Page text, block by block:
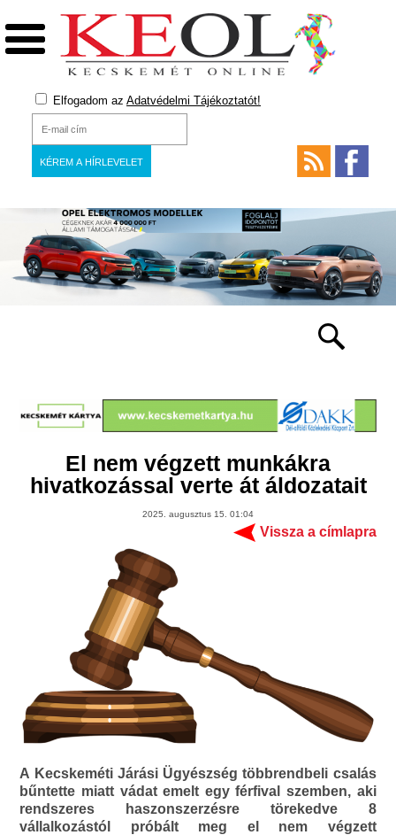
Elfogadom az Adatvédelmi Tájékoztatót!
El nem végzett munkákra
hivatkozással verte át áldozatait
2025. augusztus 15. 01:04
Vissza a címlapra
A Kecskeméti Járási Ügyészség többrendbeli csalás
bűntette miatt vádat emelt egy férfival szemben, aki
rendszeres haszonszerzésre törekedve 8
vállalkozástól próbált meg el nem végzett